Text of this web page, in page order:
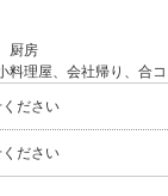
厨房
料理屋、会社帰り、合
ださい
ださい